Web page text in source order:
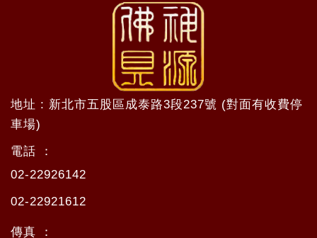
地址 : 新北市五股區成泰路3段237號 (對面有收費停
車場)
電話 ：
02-22926142
02-22921612
傳真 ：